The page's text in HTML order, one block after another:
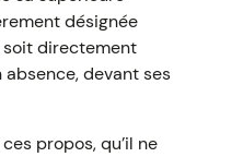
désignée
soit directement
devant ses
propos, qu’il ne